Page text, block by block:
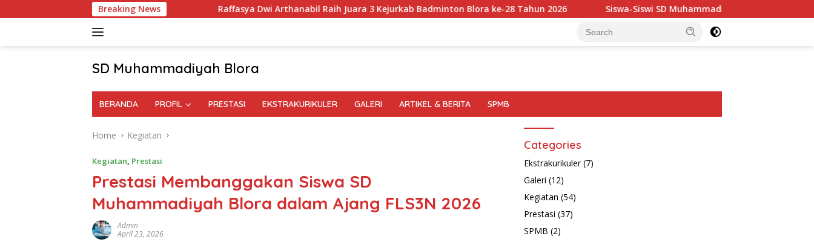
to
Breaking NewsRaffasya Dwi Arthanabil Raih Juara 3 Kejurkab Badminton Blora ke-28 Tahun 2026 Siswa-Siswi SD Muhammadiyah Blora Raih Prestasi di Pencak
SD Muhammadiyah Blora
BERANDA PROFIL PRESTASI EKSTRAKURIKULER GALERI ARTIKEL & BERITA SPMB
Home Kegiatan
Kegiatan, Prestasi
Prestasi Membanggakan Siswa SD
Muhammadiyah Blora dalam Ajang FLS3N 2026
Admin
April 23, 2026
Categories
Ekstrakurikuler(7)
Galeri (12)
Kegiatan (54)
Prestasi (37)
SPMB (2)